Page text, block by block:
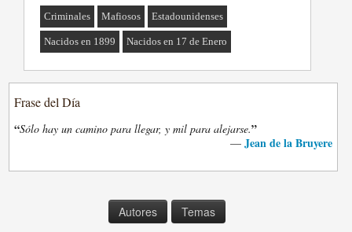
Criminales Mafiosos Estadounidenses
Nacidos en 1899 Nacidos en 17 de Enero
Frase del Día
“Sólo hay un camino para llegar, y mil para alejarse.”
— Jean de la Bruyere
Autores Temas